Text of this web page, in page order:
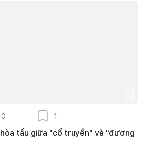
0 1
hòa tấu giữa "cổ truyền" và "đương